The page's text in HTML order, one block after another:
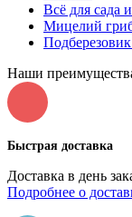
Всё для сада
Мицелий
Наши
Быстрая доставка
Доставка в день
Подробнее о